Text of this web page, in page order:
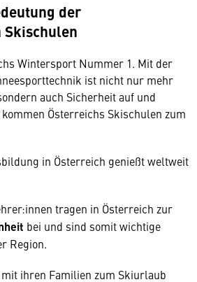
der
Wintersport Nummer 1. Mit der
ist nicht nur mehr
auch Sicherheit auf und
Österreichs Skischulen zum
in Österreich genießt weltweit
tragen in Österreich zur
bei und sind somit wichtige
Region.
ihren Familien zum Skiurlaub